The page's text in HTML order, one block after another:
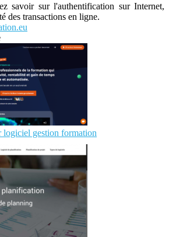
savoir sur l'authentification sur Internet,
des transactions en ligne.
gestion formation